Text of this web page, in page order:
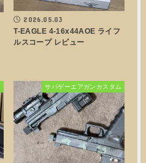
2026.05.03
T-EAGLE 4-16x44AOE ライフ
ルスコープ レビュー
サバゲーエアガンカスタム